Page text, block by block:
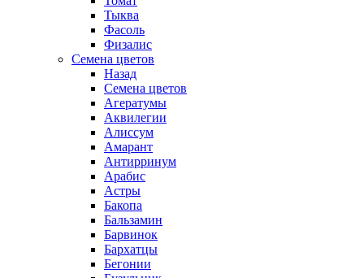
Тыква
Фасоль
Физалис
Семена цветов
Назад
Семена цветов
Агератумы
Аквилегии
Алиссум
Амарант
Антирринум
Арабис
Астры
Бакопа
Бальзамин
Барвинок
Бархатцы
Бегонии